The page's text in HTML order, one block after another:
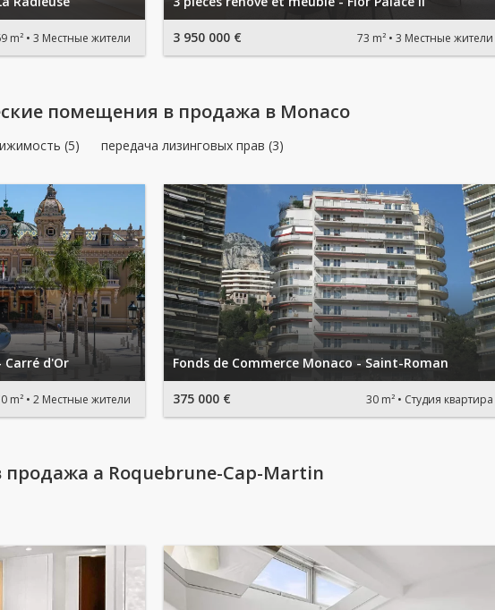
m² 3 Местные жители 3 950 000 € 73 m² 3 Местные жители
помещения в продажа в Monaco
(5) передача лизинговых прав (3)
Carré d'Or
m² 2 Местные жители
Fonds de Commerce Monaco - Saint-Roman
375 000 € 30 m² Студия квартира
a Roquebrune-Cap-Martin